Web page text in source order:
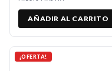
AÑADIR AL CARRITO
¡OFERTA!